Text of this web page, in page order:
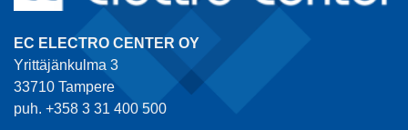
EC ELECTRO CENTER OY
Yrittäjänkulma 3
33710 Tampere
puh. +358 3 31 400 500